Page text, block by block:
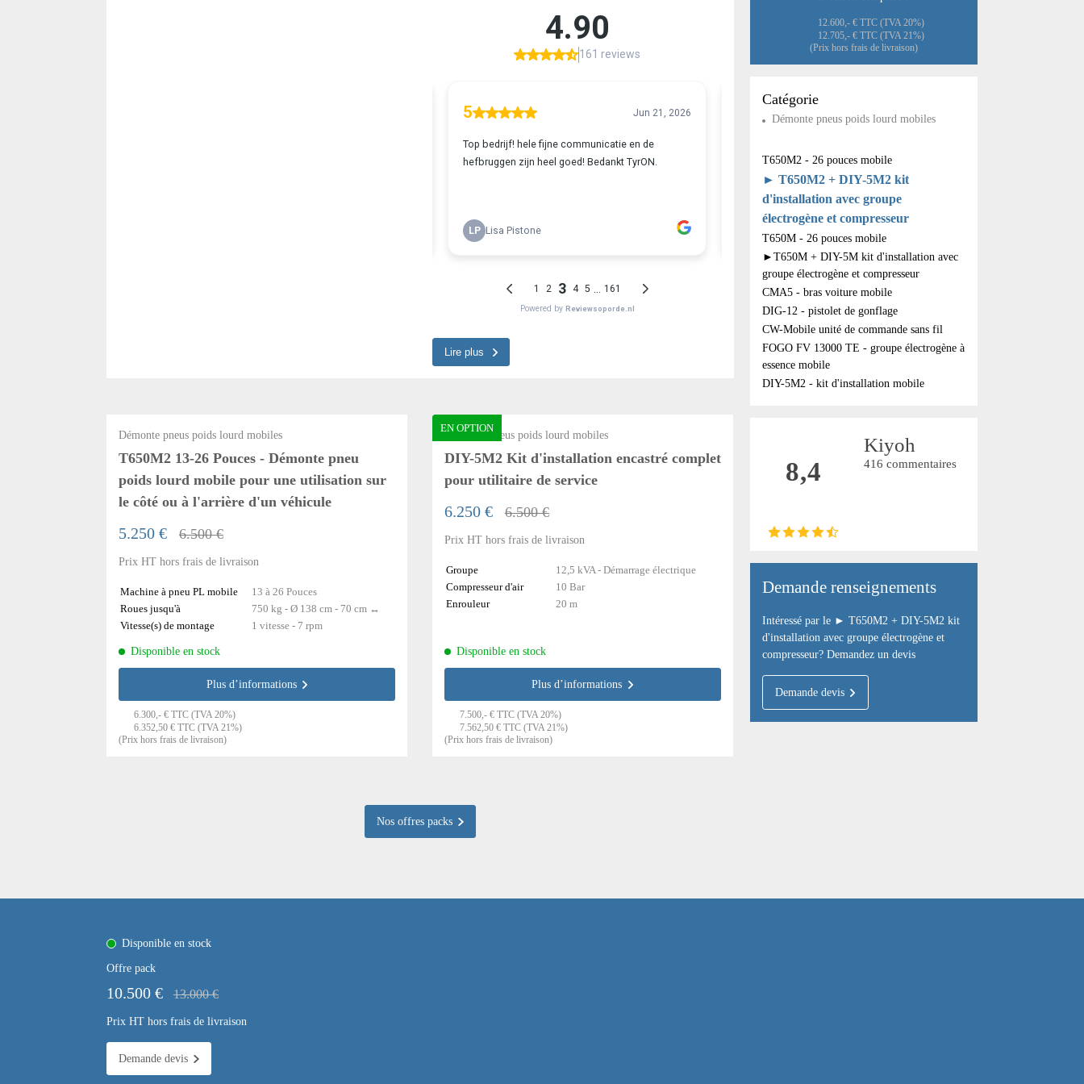
Lire plus
Démonte pneus poids lourd mobiles
T650M2 13-26 Pouces - Démonte pneu
poids lourd mobile pour une utilisation sur
le côté ou à l'arrière d'un véhicule
5.250 € 6.500 €
Prix HT hors frais de livraison
Machine à pneu PL mobile
13 à 26 Pouces
Roues jusqu'à
750 kg - Ø 138 cm - 70 cm ↔
Vitesse(s) de montage
1 vitesse - 7 rpm
Disponible en stock
Plus d’informations
6.300,- € TTC (TVA 20%)
6.352,50 € TTC (TVA 21%)
(Prix hors frais de livraison)
EN OPTION
Démonte pneus poids lourd mobiles
DIY-5M2 Kit d'installation encastré complet
pour utilitaire de service
6.250 € 6.500 €
Prix HT hors frais de livraison
Groupe
12,5 kVA - Démarrage électrique
Compresseur d'air
10 Bar
Enrouleur
20 m
Disponible en stock
Plus d’informations
7.500,- € TTC (TVA 20%)
7.562,50 € TTC (TVA 21%)
(Prix hors frais de livraison)
Nos offres packs
12.600,- € TTC (TVA 20%)
12.705,- € TTC (TVA 21%)
(Prix hors frais de livraison)
Catégorie
Démonte pneus poids lourd mobiles
T650M2 - 26 pouces mobile
► T650M2 + DIY-5M2 kit
d'installation avec groupe
électrogène et compresseur
T650M - 26 pouces mobile
►T650M + DIY-5M kit d'installation avec
groupe électrogène et compresseur
CMA5 - bras voiture mobile
DIG-12 - pistolet de gonflage
CW-Mobile unité de commande sans fil
FOGO FV 13000 TE - groupe électrogène à
essence mobile
DIY-5M2 - kit d'installation mobile
8,4
Kiyoh
416 commentaires
Demande renseignements
Intéressé par le ► T650M2 + DIY-5M2 kit
d'installation avec groupe électrogène et
compresseur? Demandez un devis
Demande devis
Disponible en stock
Offre pack
10.500 € 13.000 €
Prix HT hors frais de livraison
Demande devis